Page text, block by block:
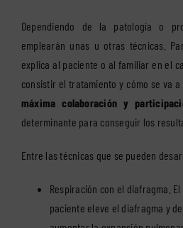
Dependiendo de la patología o
emplearán unas u otras técnicas.
explica al paciente o al familiar en el
consistir el tratamiento y cómo se va
máxima colaboración y
determinante para conseguir los
Entre las técnicas que se pueden
Respiración con el diafragma.
paciente eleve el diafragma y